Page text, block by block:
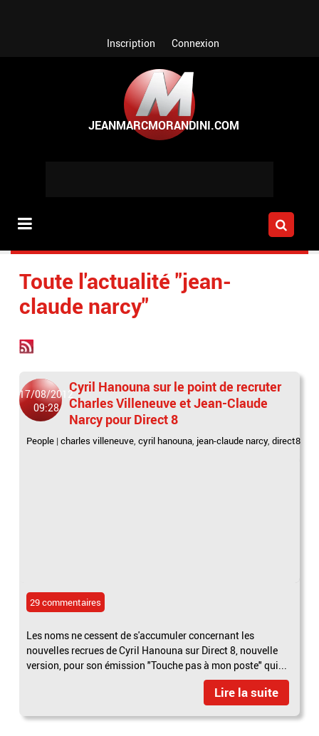
Inscription Connexion
Toute l'actualité "jean-
claude narcy"
17/08/2012
09:28
Cyril Hanouna sur le point de recruter
Charles Villeneuve et Jean-Claude
Narcy pour Direct 8
People |charles villeneuve,cyril hanouna, jean-claude narcy,direct8
29 commentaires
Les noms ne cessent de s'accumuler concernant les
nouvelles recrues de Cyril Hanouna sur Direct 8, nouvelle
version, pour son émission "Touche pas à mon poste" qui...
Lire la suite